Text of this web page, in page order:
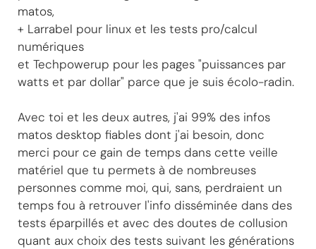
matos,
+ Larrabel pour linux et les tests pro/calcul
numériques
et Techpowerup pour les pages "puissances par
watts et par dollar" parce que je suis écolo-radin.
Avec toi et les deux autres, j'ai 99% des infos
matos desktop fiables dont j'ai besoin, donc
merci pour ce gain de temps dans cette veille
matériel que tu permets à de nombreuses
personnes comme moi, qui, sans, perdraient un
temps fou à retrouver l'info disséminée dans des
tests éparpillés et avec des doutes de collusion
quant aux choix des tests suivant les générations